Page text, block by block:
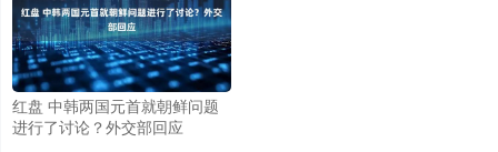
红盘 中韩两国元首就朝鲜问题
进行了讨论？外交部回应